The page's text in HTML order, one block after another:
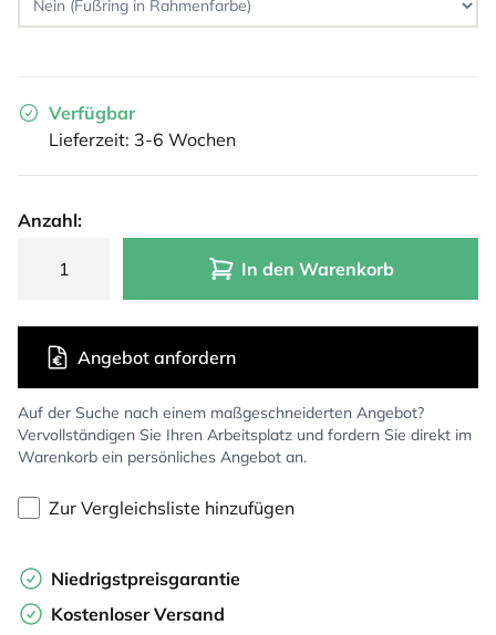
Verfügbar
Lieferzeit: 3-6 Wochen
Anzahl:
In den Warenkorb
Auf der Suche nach einem maßgeschneiderten Angebot?
Vervollständigen Sie Ihren Arbeitsplatz und fordern Sie direkt im
Warenkorb ein persönliches Angebot an.
Angebot anfordern
Zur Vergleichsliste hinzufügen
Niedrigstpreisgarantie
Kostenloser Versand